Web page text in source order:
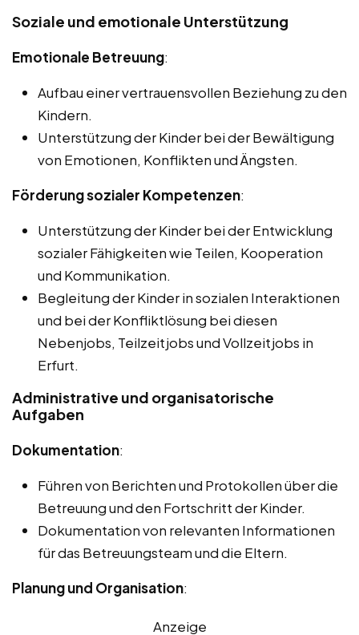
Soziale und emotionale Unterstützung
Emotionale Betreuung:
Aufbau einer vertrauensvollen Beziehung zu den
Kindern.
Unterstützung der Kinder bei der Bewältigung
von Emotionen, Konflikten und Ängsten.
Förderung sozialer Kompetenzen:
Unterstützung der Kinder bei der Entwicklung
sozialer Fähigkeiten wie Teilen, Kooperation
und Kommunikation.
Begleitung der Kinder in sozialen Interaktionen
und bei der Konfliktlösung bei diesen
Nebenjobs, Teilzeitjobs und Vollzeitjobs in
Erfurt.
Administrative und organisatorische
Aufgaben
Dokumentation:
Führen von Berichten und Protokollen über die
Betreuung und den Fortschritt der Kinder.
Dokumentation von relevanten Informationen
für das Betreuungsteam und die Eltern.
Planung und Organisation:
Anzeige